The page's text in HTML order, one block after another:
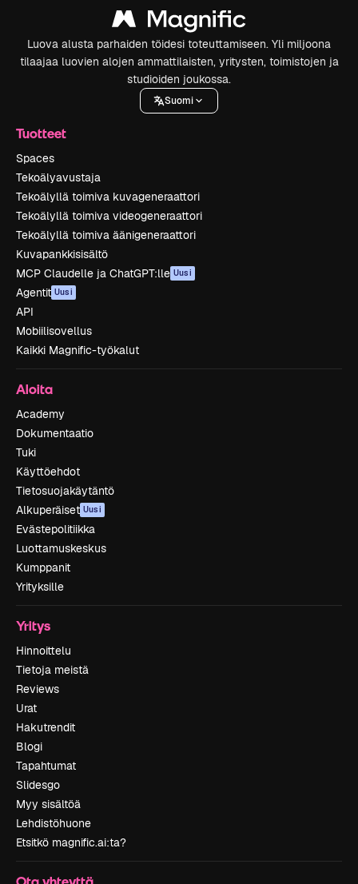
Luova alusta parhaiden töidesi toteuttamiseen. Yli miljoona
tilaajaa luovien alojen ammattilaisten, yritysten, toimistojen ja
studioiden joukossa.
Suomi
Tuotteet
Spaces
Tekoälyavustaja
Tekoälyllä toimiva kuvageneraattori
Tekoälyllä toimiva videogeneraattori
Tekoälyllä toimiva äänigeneraattori
Kuvapankkisisältö
MCP Claudelle ja ChatGPT:lle Uusi
Agentit Uusi
API
Mobiilisovellus
Kaikki Magnific-työkalut
Aloita
Academy
Dokumentaatio
Tuki
Käyttöehdot
Tietosuojakäytäntö
Alkuperäiset Uusi
Evästepolitiikka
Luottamuskeskus
Kumppanit
Yrityksille
Yritys
Hinnoittelu
Tietoja meistä
Reviews
Urat
Hakutrendit
Blogi
Tapahtumat
Slidesgo
Myy sisältöä
Lehdistöhuone
Etsitkö magnific.ai:ta?